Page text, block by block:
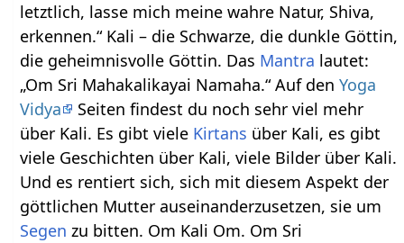
letztlich, lasse mich meine wahre Natur, Shiva,
erkennen.“ Kali – die Schwarze, die dunkle Göttin,
die geheimnisvolle Göttin. Das Mantra lautet:
„Om Sri Mahakalikayai Namaha.“ Auf denYoga
Vidya
Seiten findest du noch sehr viel mehr
über Kali. Es gibt viele Kirtans über Kali, es gibt
viele Geschichten über Kali, viele Bilder über Kali.
Und es rentiert sich, sich mit diesem Aspekt der
göttlichen Mutter auseinanderzusetzen, sie um
Segen zu bitten. Om Kali Om. Om Sri